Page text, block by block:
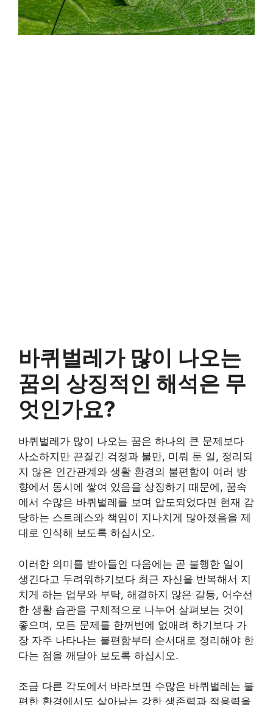
바퀴벌레가 많이 나오는
꿈의 상징적인 해석은 무
엇인가요?
바퀴벌레가 많이 나오는 꿈은 하나의 큰 문제보다
사소하지만 끈질긴 걱정과 불만, 미뤄 둔 일, 정리되
지 않은 인간관계와 생활 환경의 불편함이 여러 방
향에서 동시에 쌓여 있음을 상징하기 때문에, 꿈속
에서 수많은 바퀴벌레를 보며 압도되었다면 현재 감
당하는 스트레스와 책임이 지나치게 많아졌음을 제
대로 인식해 보도록 하십시오.
이러한 의미를 받아들인 다음에는 곧 불행한 일이
생긴다고 두려워하기보다 최근 자신을 반복해서 지
치게 하는 업무와 부탁, 해결하지 않은 갈등, 어수선
한 생활 습관을 구체적으로 나누어 살펴보는 것이
좋으며, 모든 문제를 한꺼번에 없애려 하기보다 가
장 자주 나타나는 불편함부터 순서대로 정리해야 한
다는 점을 깨달아 보도록 하십시오.
조금 다른 각도에서 바라보면 수많은 바퀴벌레는 불
편한 환경에서도 살아남는 강한 생존력과 적응력을